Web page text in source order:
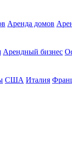
Аренда домов
Арендный бизнес
США Италия